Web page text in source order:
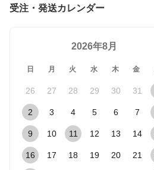
受注・発送カレンダー
2026年8月
日 月 火 水 木 金
26 27 28 29 30 31
2 3 4 5 6 7
9 10 11 12 13 14
16 17 18 19 20 21